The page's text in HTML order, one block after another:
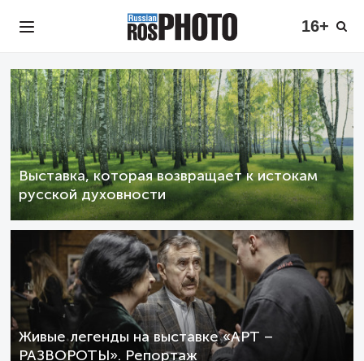
16+
Выставка, которая возвращает к истокам
русской духовности
Живые легенды на выставке «АРТ –
РАЗВОРОТЫ». Репортаж